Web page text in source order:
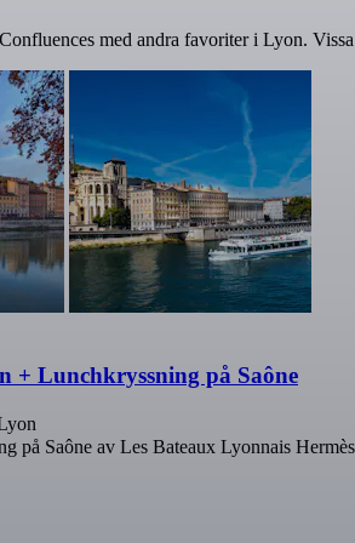
med andra favoriter i Lyon.
+ Lunchkryssning på Saône
på Saône av Les Bateaux Lyonnais